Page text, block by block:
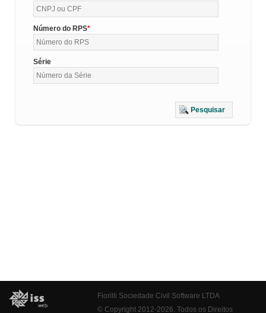
Número do RPS
Série
Pesquisar
Fiorilli Sociedade Civil Software LTDA
© Copyright 2012-2026. Todos os Direitos